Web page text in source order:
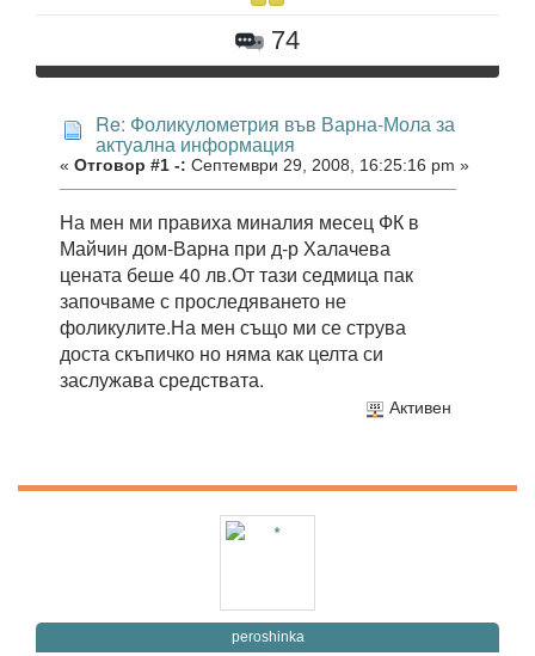
74
Re: Фоликулометрия във Варна-Мола за
актуална информация
« Отговор #1 -: Септември 29, 2008, 16:25:16 pm »
На мен ми правиха миналия месец ФК в
Майчин дом-Варна при д-р Халачева
цената беше 40 лв.От тази седмица пак
започваме с проследяването не
фоликулите.На мен също ми се струва
доста скъпичко но няма как целта си
заслужава средствата.
Активен
peroshinka